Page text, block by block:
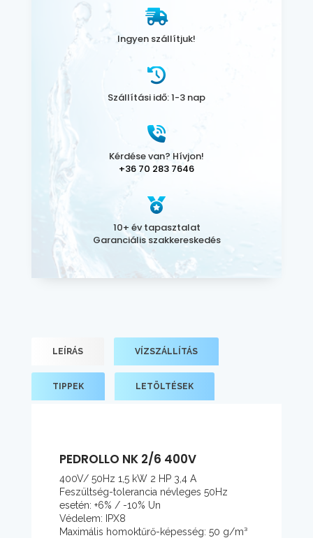
Ingyen szállítjuk!
Szállítási idő: 1-3 nap
Kérdése van? Hívjon!
+36 70 283 7646
10+ év tapasztalat
Garanciális szakkereskedés
LEÍRÁS VÍZSZÁLLÍTÁS
TIPPEK LETÖLTÉSEK
PEDROLLO NK 2/6 400V
400V/ 50Hz 1,5 kW 2 HP 3,4 A
Feszültség-tolerancia névleges 50Hz
esetén: +6% / -10% Un
Védelem: IPX8
Maximális homoktűrő-képesség: 50 g/m³